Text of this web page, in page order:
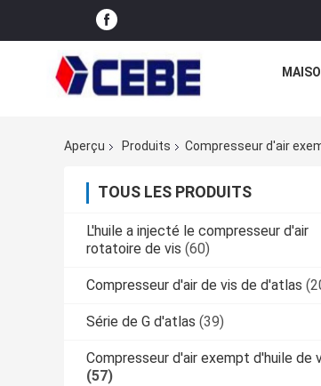
Aperçu Produits Compresseur d'air
TOUS LES PRODUITS
L'huile a injecté le compresseur d'air
rotatoire de vis (60)
Compresseur d'air de vis de d'atlas
Série de G d'atlas (39)
Compresseur d'air exempt d'huile de
(57)